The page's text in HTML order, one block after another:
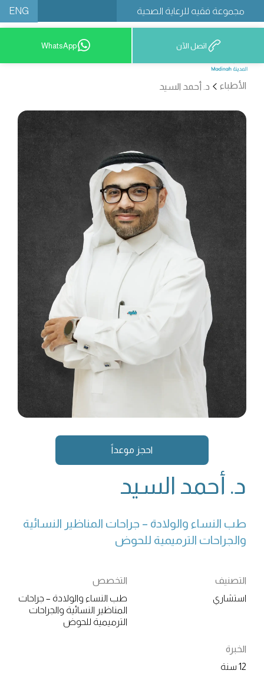
مجموعة فقيه للرعاية الصحية ENG
12777 9200 اتصل الآن WhatsApp
الأطباء د. أحمد السيد
احجز موعداً
د. أحمد السيد
طب النساء والولادة – جراحات المناظير النسائية
والجراحات الترميمية للحوض
التصنيف
استشاري
التخصص
طب النساء والولادة – جراحات
المناظير النسائية والجراحات
الترميمية للحوض
الخبرة
12 سنة